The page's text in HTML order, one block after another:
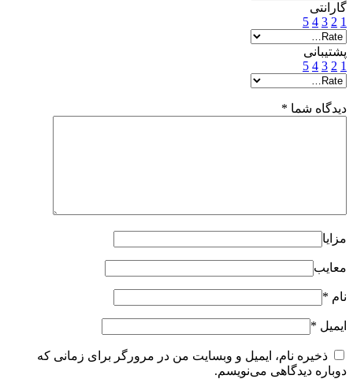
گارانتی
1
2
3
4
5
پشتیبانی
1
2
3
4
5
دیدگاه شما *
مزایا
معایب
نام *
ایمیل *
ذخیره نام، ایمیل و وبسایت من در مرورگر برای زمانی که
دوباره دیدگاهی می‌نویسم.